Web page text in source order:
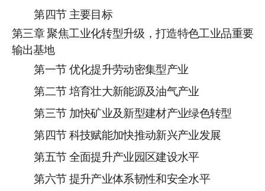
第四节 主要目标
第三章 聚焦工业化转型升级，打造特色工业品重要
输出基地
第一节 优化提升劳动密集型产业
第二节 培育壮大新能源及油气产业
第三节 加快矿业及新型建材产业绿色转型
第四节 科技赋能加快推动新兴产业发展
第五节 全面提升产业园区建设水平
第六节 提升产业体系韧性和安全水平